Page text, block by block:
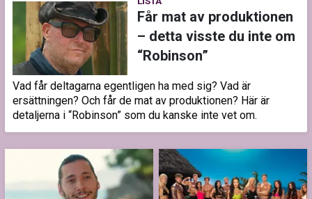
Får mat av produktionen
– detta visste du inte om
“Robinson”
Vad får deltagarna egentligen ha med sig? Vad är
ersättningen? Och får de mat av produktionen? Här är
detaljerna i “Robinson” som du kanske inte vet om.